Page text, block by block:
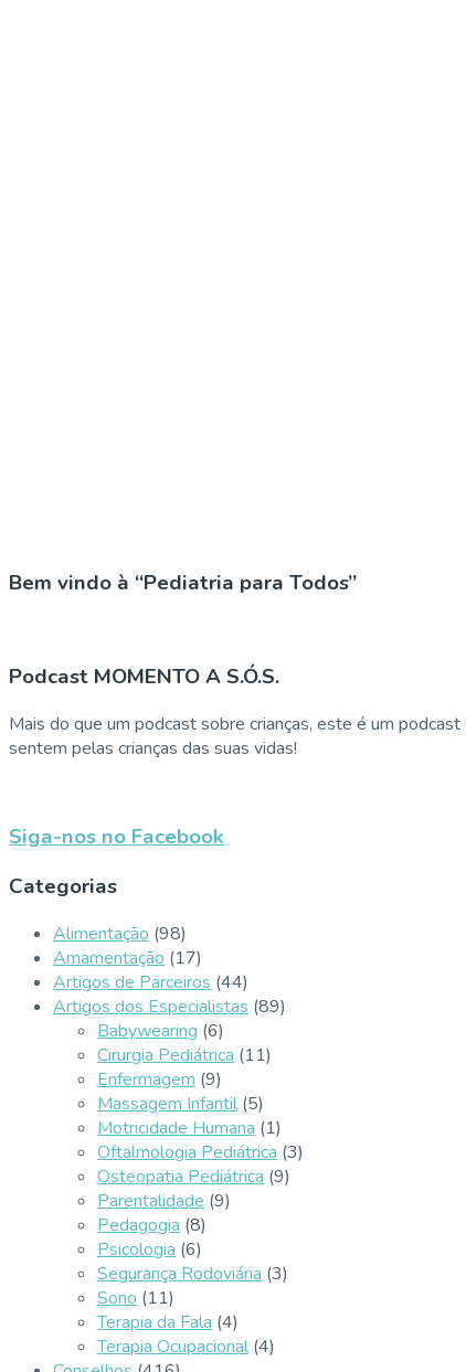
Bem vindo à “Pediatria para Todos”
Podcast MOMENTO A S.Ó.S.
Mais do que um podcast sobre crianças, este é um
sentem pelas crianças das suas vidas!
Siga-nos no Facebook
Categorias
Alimentação (98)
Amamentação (17)
Artigos de Parceiros (44)
Artigos dos Especialistas (89)
Babywearing (6)
Cirurgia Pediátrica (11)
Enfermagem (9)
Massagem Infantil (5)
Motricidade Humana (1)
Oftalmologia Pediátrica (3)
Osteopatia Pediátrica (9)
Parentalidade (9)
Pedagogia (8)
Psicologia (6)
Segurança Rodoviária (3)
Sono (11)
Terapia da Fala (4)
Terapia Ocupacional (4)